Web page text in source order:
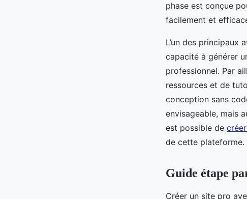
phase est conçue
facilement et
L’un des principaux
capacité à générer
professionnel. Par
ressources et de
conception sans
envisageable, mais
est possible de
de cette plateforme.
Guide étape
Créer un site pro